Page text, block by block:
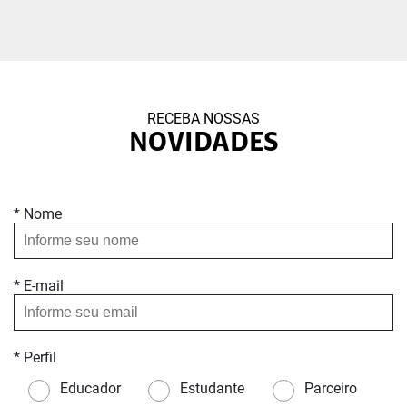
RECEBA NOSSAS
NOVIDADES
* Nome
* E-mail
* Perfil
Educador
Estudante Parceiro